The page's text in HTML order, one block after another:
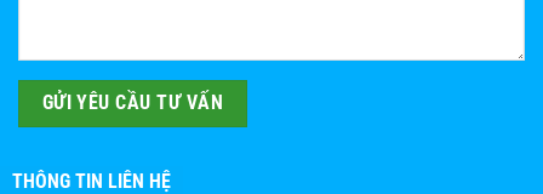
THÔNG TIN LIÊN HỆ